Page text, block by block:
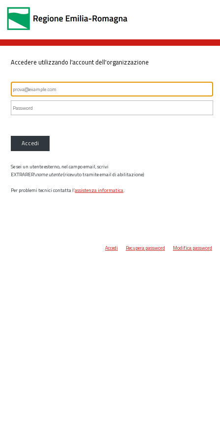
Accedere utilizzando l'account dell'organizzazione
Accedi
Se sei un utente esterno, nel campo email, scrivi
EXTRARER\nome utente(ricevuto tramite email di abilitazione)
Per problemi tecnici contatta l’assistenza informatica.
Accedi Recupera password Modifica password